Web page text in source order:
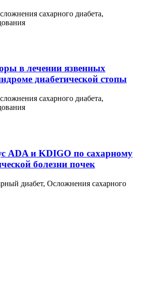
сахарного диабета,
в лечении язвенных
диабетической стопы
сахарного диабета,
ADA и KDIGO по сахарному
болезни почек
диабет, Осложнения сахарного